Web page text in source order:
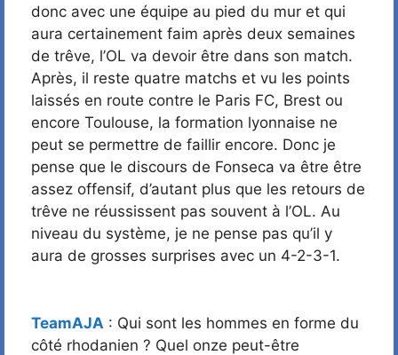
donc avec une équipe au pied du mur et qui
aura certainement faim après deux semaines
de trêve, l’OL va devoir être dans son match.
Après, il reste quatre matchs et vu les points
laissés en route contre le Paris FC, Brest ou
encore Toulouse, la formation lyonnaise ne
peut se permettre de faillir encore. Donc je
pense que le discours de Fonseca va être être
assez offensif, d’autant plus que les retours de
trêve ne réussissent pas souvent à l’OL. Au
niveau du système, je ne pense pas qu’il y
aura de grosses surprises avec un 4-2-3-1.
TeamAJA : Qui sont les hommes en forme du
côté rhodanien ? Quel onze peut-être